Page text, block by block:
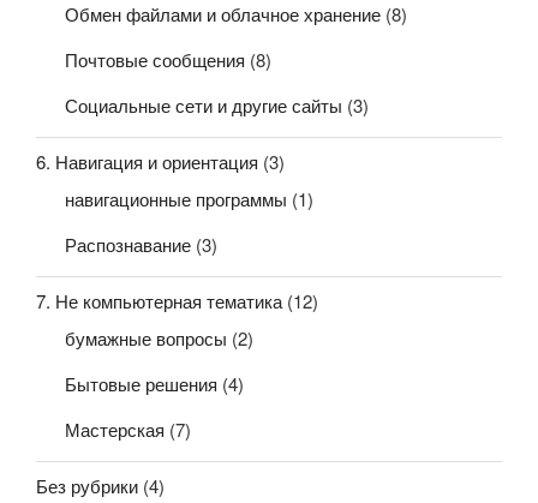
Обмен файлами и облачное хранение (8)
Почтовые сообщения (8)
Социальные сети и другие сайты (3)
6. Навигация и ориентация (3)
навигационные программы (1)
Распознавание (3)
7. Не компьютерная тематика (12)
бумажные вопросы (2)
Бытовые решения (4)
Мастерская (7)
Без рубрики (4)